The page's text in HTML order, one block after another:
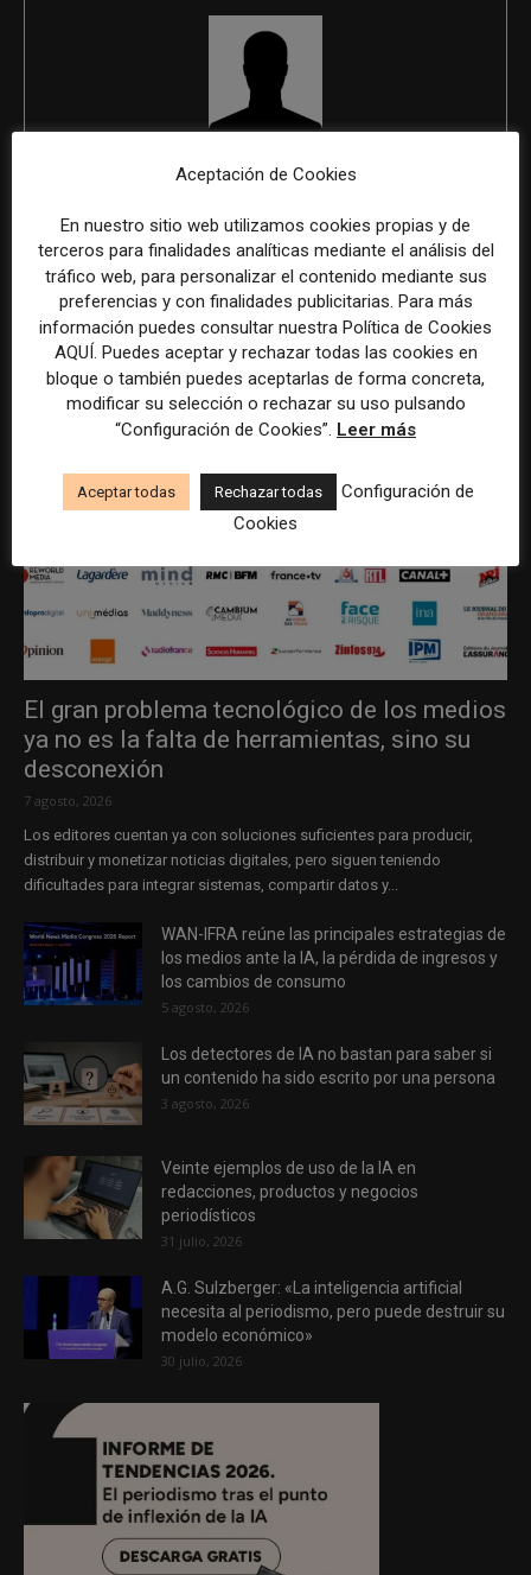
REDACCIÓN
ÚLTIMOS ARTÍCULOS
El gran problema tecnológico de los medios
ya no es la falta de herramientas, sino su
desconexión
7 agosto, 2026
Los editores cuentan ya con soluciones suficientes para producir,
distribuir y monetizar noticias digitales, pero siguen teniendo
dificultades para integrar sistemas, compartir datos y...
WAN-IFRA reúne las principales estrategias de
los medios ante la IA, la pérdida de ingresos y
los cambios de consumo
5 agosto, 2026
Los detectores de IA no bastan para saber si
un contenido ha sido escrito por una persona
3 agosto, 2026
Veinte ejemplos de uso de la IA en
redacciones, productos y negocios
periodísticos
31 julio, 2026
A.G. Sulzberger: «La inteligencia artificial
necesita al periodismo, pero puede destruir su
modelo económico»
30 julio, 2026
Aceptación de Cookies
En nuestro sitio web utilizamos cookies propias y de
terceros para finalidades analíticas mediante el análisis del
tráfico web, para personalizar el contenido mediante sus
preferencias y con finalidades publicitarias. Para más
información puedes consultar nuestra Política de Cookies
AQUÍ. Puedes aceptar y rechazar todas las cookies en
bloque o también puedes aceptarlas de forma concreta,
modificar su selección o rechazar su uso pulsando
“Configuración de Cookies”. Leer más
Aceptar todas Rechazar todas
Configuración de
Cookies